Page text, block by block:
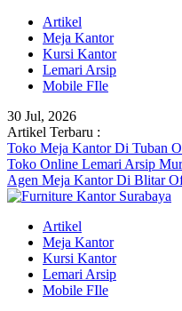
Skip
content
Artikel
Meja Kantor
Kursi Kantor
Lemari Arsip
Mobile FIle
30 Jul, 2026
Artikel Terbaru :
Toko Meja Kantor Di Tuban
Toko Online Lemari Arsip
Agen Meja Kantor Di Blitar
Artikel
Meja Kantor
Kursi Kantor
Lemari Arsip
Mobile FIle